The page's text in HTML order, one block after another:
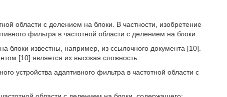
области с делением на блоки. В частности, изобретение
фильтра в частотной области с делением на блоки.
блоки известны, например, из ссылочного документа [10].
[10] является их высокая сложность.
устройства адаптивного фильтра в частотной области с